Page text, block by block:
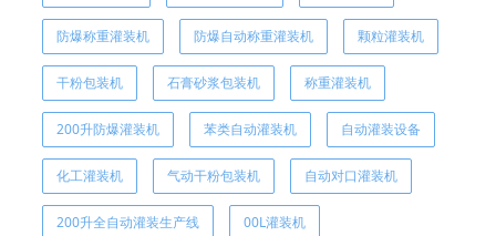
防爆称重灌装机 防爆自动称重灌装机 颗粒灌装机
干粉包装机 石膏砂浆包装机 称重灌装机
200升防爆灌装机 苯类自动灌装机 自动灌装设备
化工灌装机 气动干粉包装机 自动对口灌装机
200升全自动灌装生产线 00L灌装机